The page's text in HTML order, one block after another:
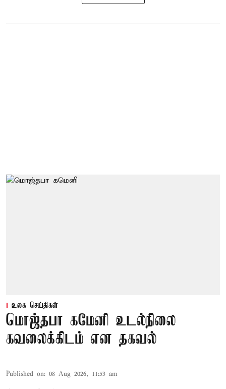
உலக செய்திகள்
மொஜ்தபா கமேனி உடல்நிலை
கவலைக்கிடம் என தகவல்
Published on: 08 Aug 2026, 11:53 am